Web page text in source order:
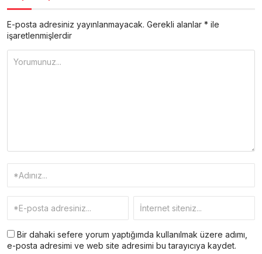
E-posta adresiniz yayınlanmayacak. Gerekli alanlar * ile
işaretlenmişlerdir
Bir dahaki sefere yorum yaptığımda kullanılmak üzere adımı,
e-posta adresimi ve web site adresimi bu tarayıcıya kaydet.